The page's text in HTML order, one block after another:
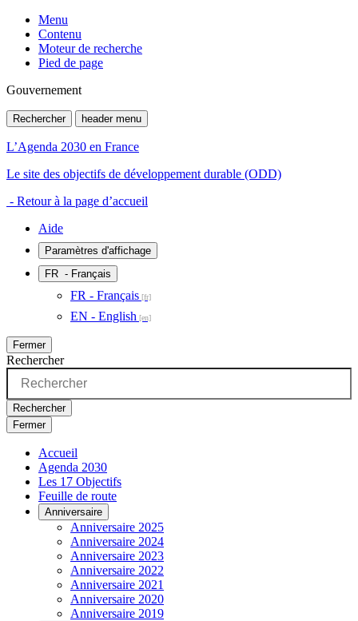
Menu
Contenu
Moteur de recherche
Pied de page
Gouvernement
Rechercher header menu
L’Agenda 2030 en France
Le site des objectifs de développement durable (ODD)
- Retour à la page d’accueil
Aide
Paramètres d'affichage
FR - Français
FR - Français
EN - English
Fermer
Rechercher
Rechercher
Fermer
Accueil
Agenda 2030
Les 17 Objectifs
Feuille de route
Anniversaire
Anniversaire 2025
Anniversaire 2024
Anniversaire 2023
Anniversaire 2022
Anniversaire 2021
Anniversaire 2020
Anniversaire 2019